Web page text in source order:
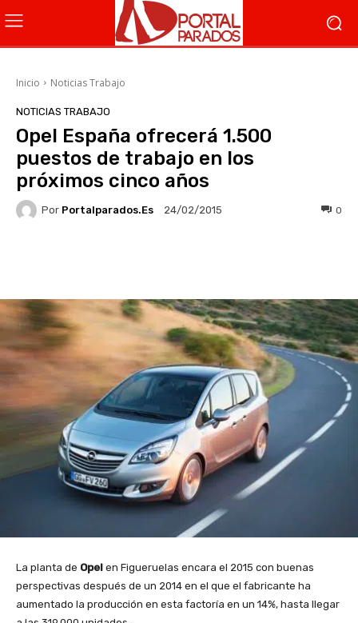
Inicio Noticias Trabajo
NOTICIAS TRABAJO
Opel España ofrecerá 1.500
puestos de trabajo en los
próximos cinco años
Por Portalparados.es 24/02/2015 0
La planta de Opel en Figueruelas encara el 2015 con buenas
perspectivas después de un 2014 en el que el fabricante ha
aumentado la producción en esta factoría en un 14%, hasta llegar